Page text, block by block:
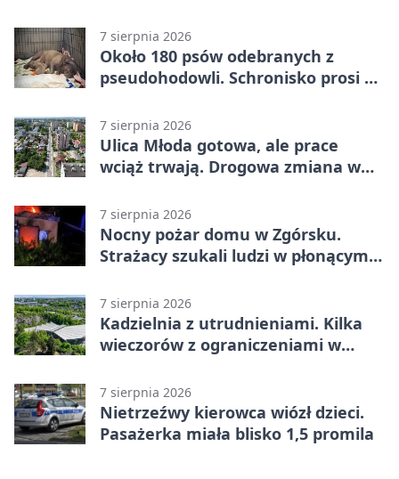
7 sierpnia 2026
Około 180 psów odebranych z
pseudohodowli. Schronisko prosi o
7 sierpnia 2026
Ulica Młoda gotowa, ale prace
wciąż trwają. Drogowa zmiana w
7 sierpnia 2026
Nocny pożar domu w Zgórsku.
Strażacy szukali ludzi w płonącym
7 sierpnia 2026
Kadzielnia z utrudnieniami. Kilka
wieczorów z ograniczeniami w
7 sierpnia 2026
Nietrzeźwy kierowca wiózł dzieci.
Pasażerka miała blisko 1,5 promila